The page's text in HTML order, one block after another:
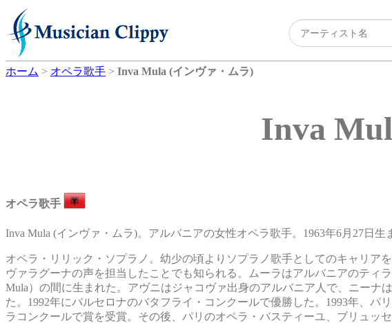
ホーム > オペラ歌手 > Inva Mula (インヴァ・ムラ)
Inva
オペラ歌手
Inva Mula (インヴァ・ムラ)。アルバニアの女性オペラ歌手。1963年6月27日生
オペラ・リリック・ソプラノ。幼少の頃よりソプラノ歌手としてのキャリア
ヴァラグーナの声を担当したことでも知られる。ムーラはアルバニアのティ
Mula）の間に生まれた。アヴニはジャコヴァ出身のアルバニア人で、ニーナ
た。1992年にバルセロナのバタフライ・コンクールで優勝した。1993年、
ラコンクールで賞を受賞。その後、パリのオペラ・バスティーユ、ブリュッ